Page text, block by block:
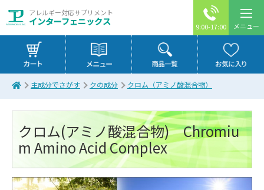
アレルギー対応サプリメント
インターフェニックス 9:00-17:00 メニュー
主成分でさがす クの成分 クロム（アミノ酸混合物）
クロム(アミノ酸混合物) Chromiu
m Amino Acid Complex